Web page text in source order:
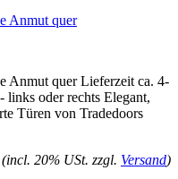
Anmut quer
Anmut quer Lieferzeit ca. 4-
links oder rechts Elegant,
Türen von Tradedoors
(incl. 20% USt. zzgl. Versand)